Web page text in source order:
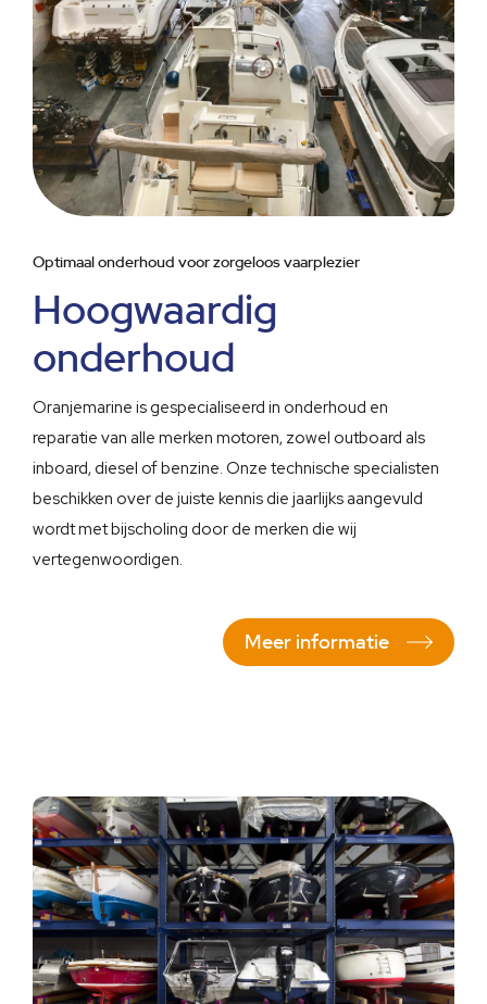
Optimaal onderhoud voor zorgeloos vaarplezier
Hoogwaardig
onderhoud
Oranjemarine is gespecialiseerd in onderhoud en
reparatie van alle merken motoren, zowel outboard als
inboard, diesel of benzine. Onze technische specialisten
beschikken over de juiste kennis die jaarlijks aangevuld
wordt met bijscholing door de merken die wij
vertegenwoordigen.
Meer informatie